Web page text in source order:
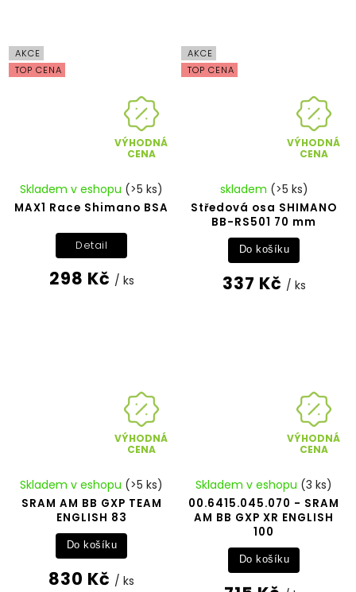
AKCE
TOP CENA
VÝHODNÁ
CENA
MAX1 Race Shimano BSA
Skladem v eshopu (>5 ks)
298 Kč / ks
Detail
AKCE
TOP CENA
VÝHODNÁ
CENA
Středová osa SHIMANO
BB-RS501 70 mm
skladem (>5 ks)
337 Kč / ks
Do košíku
VÝHODNÁ
CENA
SRAM AM BB GXP TEAM
ENGLISH 83
Skladem v eshopu (>5 ks)
830 Kč / ks
Do košíku
VÝHODNÁ
CENA
00.6415.045.070 - SRAM
AM BB GXP XR ENGLISH
100
Skladem v eshopu (3 ks)
Do košíku